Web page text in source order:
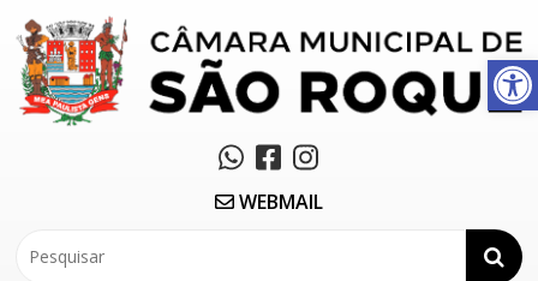
Abrir a barra de ferramentas
WEBMAIL